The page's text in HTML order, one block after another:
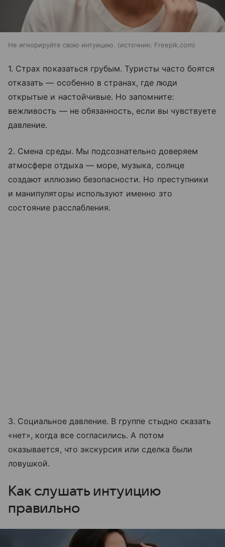
Не игнорируйте свою интуицию. источник: Freepik.com
1. Страх показаться грубым. Туристы часто боятся
отказать — особенно в странах, где люди
открытые и настойчивые. Но запомните:
вежливость — не обязанность, если вы чувствуете
давление.
2. Смена среды. Мы подсознательно доверяем
атмосфере отдыха — море, музыка, солнце
создают иллюзию безопасности. Но преступники
и манипуляторы используют именно это
состояние расслабления.
3. Социальное давление. В группе стыдно сказать
«нет», когда все согласились. А потом
оказывается, что экскурсия или сделка были
ловушкой.
Как слушать интуицию
правильно